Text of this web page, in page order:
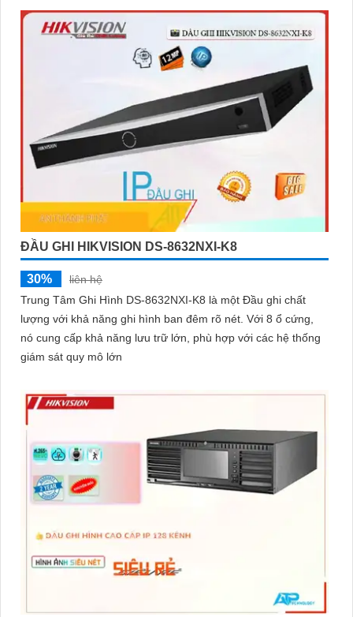
ĐẦU GHI HIKVISION DS-8632NXI-K8
30%
liên hệ
Trung Tâm Ghi Hình DS-8632NXI-K8 là một Đầu ghi chất
lượng với khả năng ghi hình ban đêm rõ nét. Với 8 ổ cứng,
nó cung cấp khả năng lưu trữ lớn, phù hợp với các hệ thống
giám sát quy mô lớn